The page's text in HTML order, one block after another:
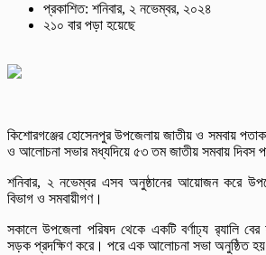
প্রকাশিত: শনিবার, ২ নভেম্বর, ২০২৪
২১০ বার পড়া হয়েছে
কিশোরগঞ্জের হোসেনপুর উপজেলায় জাতীয় ও সমবায়
ও আলোচনা সভার মধ্যদিয়ে ৫৩ তম জাতীয় সমবায় দিবস
শনিবার, ২ নভেম্বর এসব অনুষ্ঠানের আয়োজন করে
বিভাগ ও সমবায়ীগণ।
সকালে উপজেলা পরিষদ থেকে একটি বর্ণাঢ্য র‌্যালি
সড়ক প্রদক্ষিণ করে। পরে এক আলোচনা সভা অনুষ্ঠিত